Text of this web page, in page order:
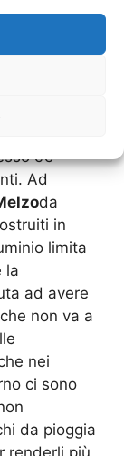
del
disponibili
c’è
Ad
da
in
limita
la
ad avere
non va a
nei
ci sono
da pioggia